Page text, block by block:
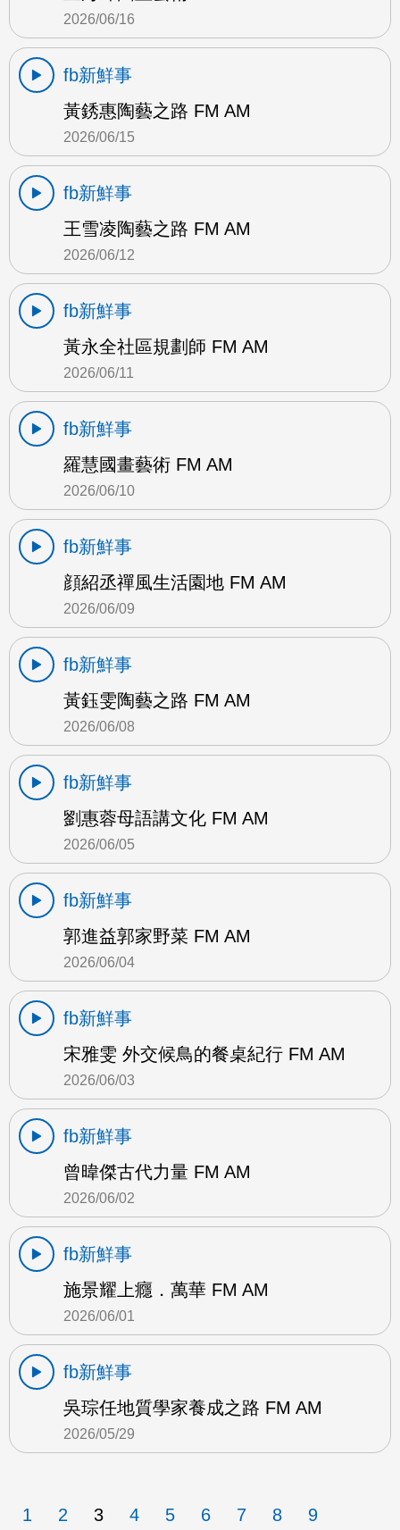
2026/06/16
fb新鮮事
黃銹惠陶藝之路 FM AM
2026/06/15
fb新鮮事
王雪凌陶藝之路 FM AM
2026/06/12
fb新鮮事
黃永全社區規劃師 FM AM
2026/06/11
fb新鮮事
羅慧國畫藝術 FM AM
2026/06/10
fb新鮮事
顔紹丞禪風生活園地 FM AM
2026/06/09
fb新鮮事
黃鈺雯陶藝之路 FM AM
2026/06/08
fb新鮮事
劉惠蓉母語講文化 FM AM
2026/06/05
fb新鮮事
郭進益郭家野菜 FM AM
2026/06/04
fb新鮮事
宋雅雯 外交候鳥的餐桌紀行 FM AM
2026/06/03
fb新鮮事
曾暐傑古代力量 FM AM
2026/06/02
fb新鮮事
施景耀上癮．萬華 FM AM
2026/06/01
fb新鮮事
吳琮任地質學家養成之路 FM AM
2026/05/29
1 2 3 4 5 6 7 8 9